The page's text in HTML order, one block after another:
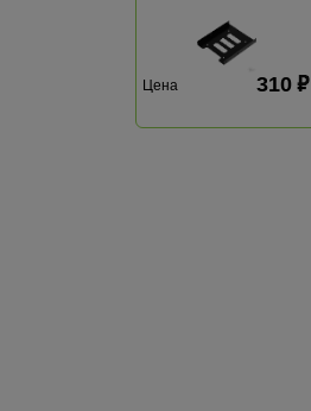
Цена 310